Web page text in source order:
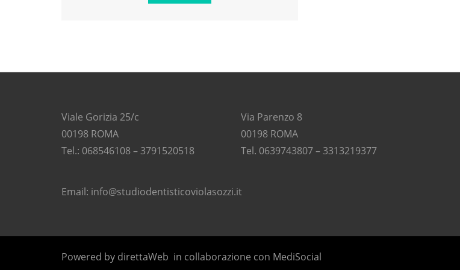
Viale Gorizia 25/c
00198 ROMA
Tel.: 068546108 – 3791520518
Via Parenzo 8
00198 ROMA
Tel. 0639743807 – 3313219377
Email: info@studiodentisticoviolasozzi.it
Powered by direttaWeb in collaborazione con MediSocial